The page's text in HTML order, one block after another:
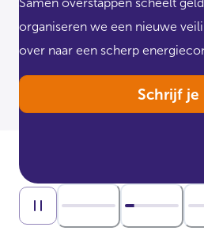
Samen overstappen scheelt
organiseren we een nieuwe
over naar een scherp
Schrijf je
Diavoorstelling